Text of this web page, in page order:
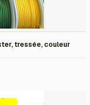
tressée, couleur